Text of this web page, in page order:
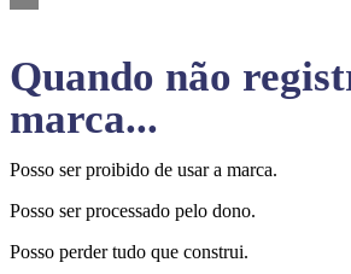
Quando não
marca...
Posso ser proibido de usar a marca.
Posso ser processado pelo dono.
Posso perder tudo que construi.